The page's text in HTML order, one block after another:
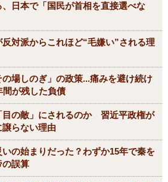
日本で「国民が首相を直接選べな
反対派からこれほど“毛嫌い”される理
場しのぎ」の政策...痛みを避け続け
間が残した負債
目の敵」にされるのか 習近平政権が
らない理由
いの始まりだった？わずか15年で秦を
の誤算